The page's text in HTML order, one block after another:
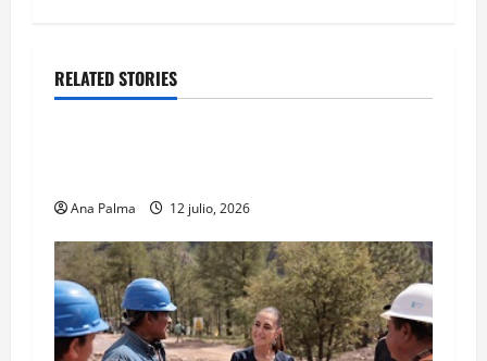
RELATED STORIES
MEXICO Portada
Ana Palma 12 julio, 2026